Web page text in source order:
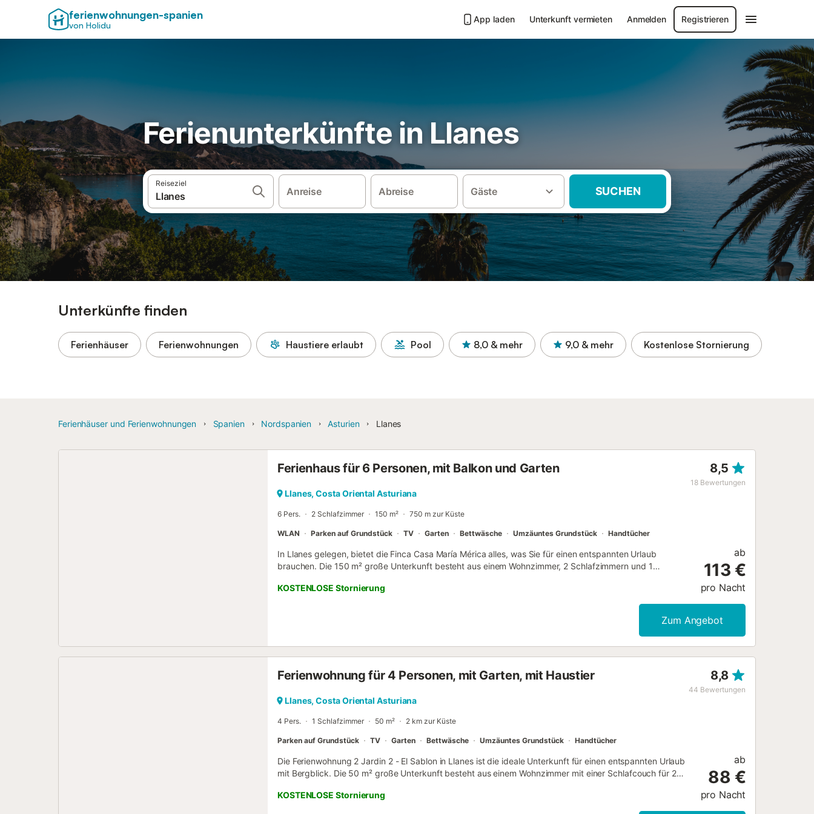
ferienwohnungen-spanien
von Holidu
App laden Unterkunft vermieten Anmelden Registrieren
Ferienunterkünfte in Llanes
Reiseziel
Anreise Abreise Gäste SUCHEN
Unterkünfte finden
Ferienhäuser Ferienwohnungen Haustiere erlaubt Pool 8,0 & mehr 9,0 & mehr Kostenlose Stornierung
Ferienhäuser und Ferienwohnungen Spanien Nordspanien Asturien Llanes
Ferienhaus für 6 Personen, mit Balkon und Garten 8,5
18 Bewertungen
Llanes, Costa Oriental Asturiana
6 Pers. 2 Schlafzimmer 150 m² 750 m zur Küste
WLAN Parken auf Grundstück TV Garten Bettwäsche Umzäuntes Grundstück Handtücher
In Llanes gelegen, bietet die Finca Casa María Mérica alles, was Sie für einen entspannten Urlaub
brauchen. Die 150 m² große Unterkunft besteht aus einem Wohnzimmer, 2 Schlafzimmern und 1
sowie eine Waschmaschine. Entfliehen Sie in die Finca und entspannen Sie sich in der ruhigen Umgebung
des privaten Gartens, der ideal für einen ruhigen Morgen ist. Ein Parkplatz ist auf dem Grundstück
vorhanden. Haustiere, Rauchen und Veranstaltungen sind nicht erlaubt. Handtücher, können nicht zur
KOSTENLOSE Stornierung
ab
113 €
pro Nacht
Zum Angebot
Ferienwohnung für 4 Personen, mit Garten, mit Haustier 8,8
44 Bewertungen
Llanes, Costa Oriental Asturiana
4 Pers. 1 Schlafzimmer 50 m² 2 km zur Küste
Parken auf Grundstück TV Garten Bettwäsche Umzäuntes Grundstück Handtücher
Die Ferienwohnung 2 Jardin 2 - El Sablon in Llanes ist die ideale Unterkunft für einen entspannten Urlaub
mit Bergblick. Die 50 m² große Unterkunft besteht aus einem Wohnzimmer mit einer Schlafcouch für 2
Ausstattung gehören außerdem ein TV sowie eine Waschmaschine. Dieses Ferienhaus bietet einen
privaten Außenbereich mit Garten und überdachter Terrasse. Die Unterkunft befindet sich in der Nähe
KOSTENLOSE Stornierung
ab
88 €
pro Nacht